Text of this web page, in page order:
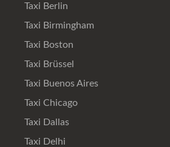
Taxi Berlin
Taxi Birmingham
Taxi Boston
Taxi Brüssel
Taxi Buenos Aires
Taxi Chicago
Taxi Dallas
Taxi Delhi